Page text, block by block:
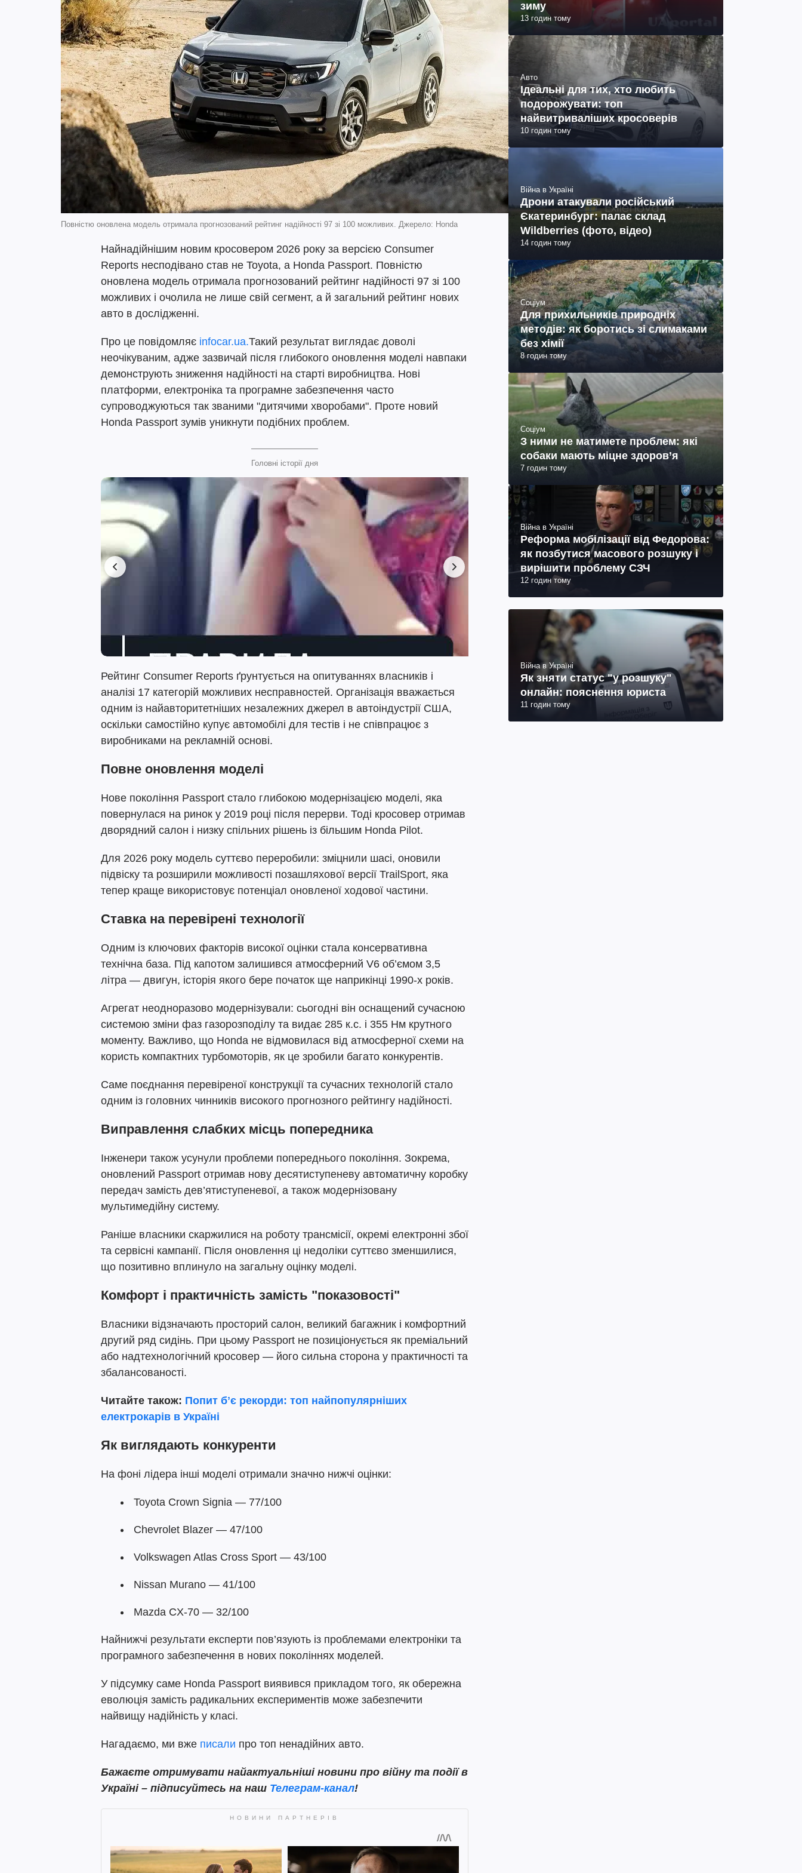
Повністю оновлена модель отримала прогнозований рейтинг надійності 97 зі 100 можливих. Джерело: Honda
Найнадійнішим новим кросовером 2026 року за версією Consumer
Reports несподівано став не Toyota, а Honda Passport. Повністю
оновлена модель отримала прогнозований рейтинг надійності 97 зі 100
можливих і очолила не лише свій сегмент, а й загальний рейтинг нових
авто в дослідженні.
Про це повідомляє infocar.ua.Такий результат виглядає доволі
неочікуваним, адже зазвичай після глибокого оновлення моделі навпаки
демонструють зниження надійності на старті виробництва. Нові
платформи, електроніка та програмне забезпечення часто
супроводжуються так званими "дитячими хворобами". Проте новий
Honda Passport зумів уникнути подібних проблем.
Головні історії дня
Рейтинг Consumer Reports ґрунтується на опитуваннях власників і
аналізі 17 категорій можливих несправностей. Організація вважається
одним із найавторитетніших незалежних джерел в автоіндустрії США,
оскільки самостійно купує автомобілі для тестів і не співпрацює з
виробниками на рекламній основі.
Повне оновлення моделі
Нове покоління Passport стало глибокою модернізацією моделі, яка
повернулася на ринок у 2019 році після перерви. Тоді кросовер отримав
дворядний салон і низку спільних рішень із більшим Honda Pilot.
Для 2026 року модель суттєво переробили: зміцнили шасі, оновили
підвіску та розширили можливості позашляхової версії TrailSport, яка
тепер краще використовує потенціал оновленої ходової частини.
Ставка на перевірені технології
Одним із ключових факторів високої оцінки стала консервативна
технічна база. Під капотом залишився атмосферний V6 об’ємом 3,5
літра — двигун, історія якого бере початок ще наприкінці 1990-х років.
Агрегат неодноразово модернізували: сьогодні він оснащений сучасною
системою зміни фаз газорозподілу та видає 285 к.с. і 355 Нм крутного
моменту. Важливо, що Honda не відмовилася від атмосферної схеми на
користь компактних турбомоторів, як це зробили багато конкурентів.
Саме поєднання перевіреної конструкції та сучасних технологій стало
одним із головних чинників високого прогнозного рейтингу надійності.
Виправлення слабких місць попередника
Інженери також усунули проблеми попереднього покоління. Зокрема,
оновлений Passport отримав нову десятиступеневу автоматичну коробку
передач замість дев’ятиступеневої, а також модернізовану
мультимедійну систему.
Раніше власники скаржилися на роботу трансмісії, окремі електронні збої
та сервісні кампанії. Після оновлення ці недоліки суттєво зменшилися,
що позитивно вплинуло на загальну оцінку моделі.
Комфорт і практичність замість "показовості"
Власники відзначають просторий салон, великий багажник і комфортний
другий ряд сидінь. При цьому Passport не позиціонується як преміальний
або надтехнологічний кросовер — його сильна сторона у практичності та
збалансованості.
Читайте також: Попит бʼє рекорди: топ найпопулярніших
електрокарів в Україні
Як виглядають конкуренти
На фоні лідера інші моделі отримали значно нижчі оцінки:
Toyota Crown Signia — 77/100
Chevrolet Blazer — 47/100
Volkswagen Atlas Cross Sport — 43/100
Nissan Murano — 41/100
Mazda CX-70 — 32/100
Найнижчі результати експерти пов’язують із проблемами електроніки та
програмного забезпечення в нових поколіннях моделей.
У підсумку саме Honda Passport виявився прикладом того, як обережна
еволюція замість радикальних експериментів може забезпечити
найвищу надійність у класі.
Нагадаємо, ми вже писали про топ ненадійних авто.
Бажаєте отримувати найактуальніші новини про війну та події в
Україні – підписуйтесь на наш Телеграм-канал!
зиму
13 годин тому
Авто
Ідеальні для тих, хто любить
подорожувати: топ
найвитриваліших кросоверів
10 годин тому
Війна в Україні
Дрони атакували російський
Єкатеринбург: палає склад
Wildberries (фото, відео)
14 годин тому
Соціум
Для прихильників природніх
методів: як боротись зі слимаками
без хімії
8 годин тому
Соціум
З ними не матимете проблем: які
собаки мають міцне здоров’я
7 годин тому
Війна в Україні
Реформа мобілізації від Федорова:
як позбутися масового розшуку і
вирішити проблему СЗЧ
12 годин тому
Війна в Україні
Як зняти статус "у розшуку"
онлайн: пояснення юриста
11 годин тому